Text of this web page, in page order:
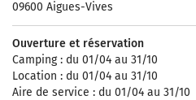
09600 Aigues-Vives
Ouverture et réservation
Camping : du 01/04 au 31/10
Location : du 01/04 au 31/10
Aire de service : du 01/04 au 31/10